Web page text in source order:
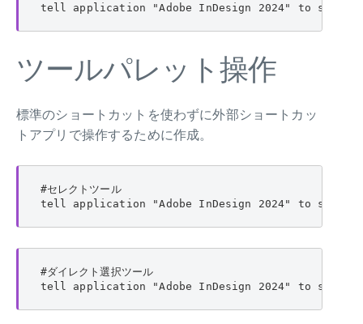
tell application "Adobe InDesign 2024" to set
ツールパレット操作
標準のショートカットを使わずに外部ショートカッ
トアプリで操作するために作成。
#セレクトツール
tell application "Adobe InDesign 2024" to set
#ダイレクト選択ツール
tell application "Adobe InDesign 2024" to set